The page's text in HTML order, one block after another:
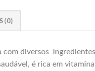
(0)
com diversos
é rica em